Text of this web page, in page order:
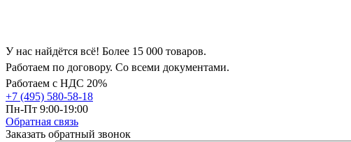
У нас найдётся всё! Более 15 000 товаров.
Работаем по договору. Со всеми документами.
Работаем с НДС 20%
+7 (495) 580-58-18
Пн-Пт 9:00-19:00
Обратная связь
Заказать обратный звонок